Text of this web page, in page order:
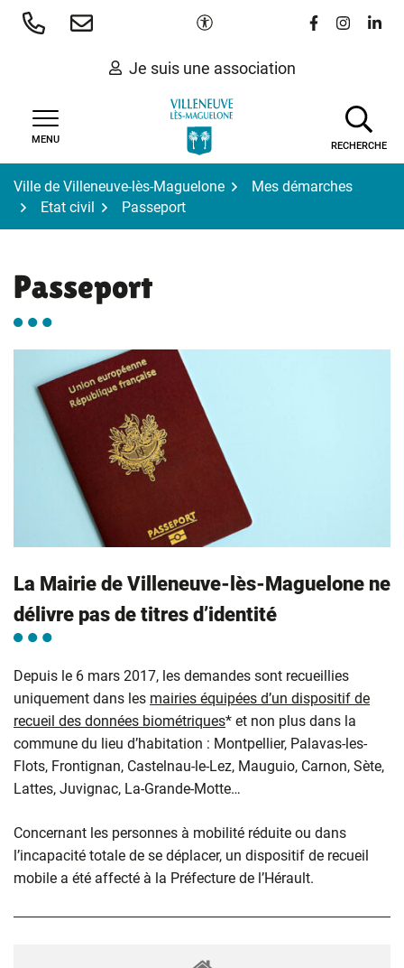
Aller
Paramètres d'accessibilité
Lien vers le
Lien vers
Lien
Je suis une association
MENU
RECHERCHE
Ville de Villeneuve-lès-Maguelone
Mes démarches
Etat civil
Passeport
Passeport
La Mairie de Villeneuve-lès-Maguelone ne
délivre pas de titres d’identité
Depuis le 6 mars 2017, les demandes sont recueillies
uniquement dans les mairies équipées d’un dispositif de
recueil des données biométriques* et non plus dans la
commune du lieu d’habitation : Montpellier, Palavas-les-
Flots, Frontignan, Castelnau-le-Lez, Mauguio, Carnon, Sète,
Lattes, Juvignac, La-Grande-Motte…
Concernant les personnes à mobilité réduite ou dans
l’incapacité totale de se déplacer, un dispositif de recueil
mobile a été affecté à la Préfecture de l’Hérault.